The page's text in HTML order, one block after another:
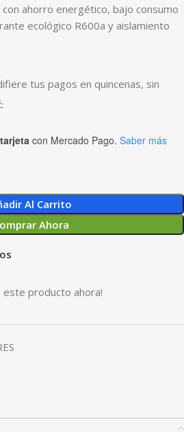
ahorro energético, bajo consumo
ecológico R600a y aislamiento
con Mercado Pago. Saber más
Al Carrito
Ahora
este producto ahora!